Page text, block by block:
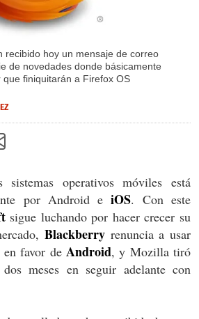
recibido hoy un mensaje de correo
de novedades donde básicamente
finiquitarán a Firefox OS
operativos móviles está
por Android eiOS. Con este
sigue luchando por hacer crecer su
Blackberryrenuncia a usar
en favor de Android, y Mozilla tiró
meses en seguir adelante con